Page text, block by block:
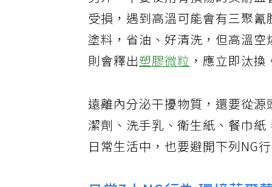
另外，不要使用有損傷的美耐
受損，遇到高溫可能會有三聚
塗料，省油、好清洗，但高溫
則會釋出塑膠微粒 ，應立即汰換
遠離內分泌干擾物質，還要從
潔劑、洗手乳、衛生紙、餐巾
日常生活中，也要避開下列NG